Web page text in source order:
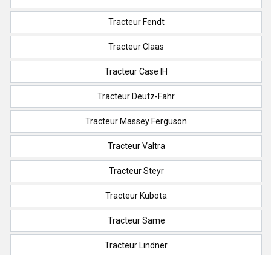
Tracteur Fendt
Tracteur Claas
Tracteur Case IH
Tracteur Deutz-Fahr
Tracteur Massey Ferguson
Tracteur Valtra
Tracteur Steyr
Tracteur Kubota
Tracteur Same
Tracteur Lindner